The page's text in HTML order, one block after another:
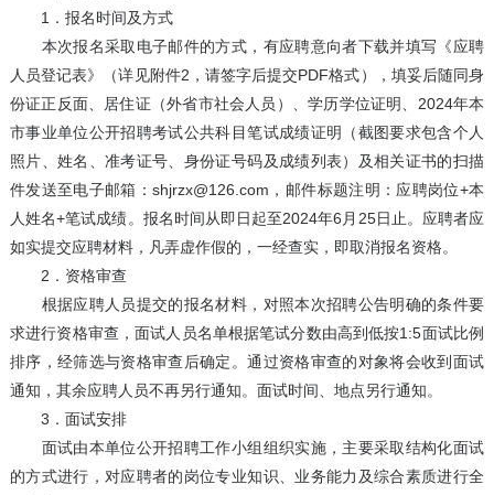
1．报名时间及方式
本次报名采取电子邮件的方式，有应聘意向者下载并填写《应聘
人员登记表》（详见附件2，请签字后提交PDF格式），填妥后随同身
份证正反面、居住证（外省市社会人员）、学历学位证明、2024年本
市事业单位公开招聘考试公共科目笔试成绩证明（截图要求包含个人
照片、姓名、准考证号、身份证号码及成绩列表）及相关证书的扫描
件发送至电子邮箱：shjrzx@126.com，邮件标题注明：应聘岗位+本
人姓名+笔试成绩。报名时间从即日起至2024年6月25日止。应聘者应
如实提交应聘材料，凡弄虚作假的，一经查实，即取消报名资格。
2．资格审查
根据应聘人员提交的报名材料，对照本次招聘公告明确的条件要
求进行资格审查，面试人员名单根据笔试分数由高到低按1:5面试比例
排序，经筛选与资格审查后确定。通过资格审查的对象将会收到面试
通知，其余应聘人员不再另行通知。面试时间、地点另行通知。
3．面试安排
面试由本单位公开招聘工作小组组织实施，主要采取结构化面试
的方式进行，对应聘者的岗位专业知识、业务能力及综合素质进行全